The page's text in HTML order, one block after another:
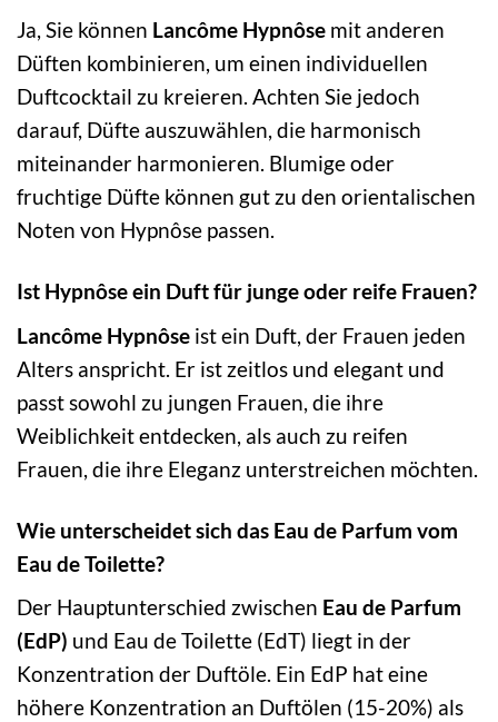
Ja, Sie können Lancôme Hypnôse mit anderen
Düften kombinieren, um einen individuellen
Duftcocktail zu kreieren. Achten Sie jedoch
darauf, Düfte auszuwählen, die harmonisch
miteinander harmonieren. Blumige oder
fruchtige Düfte können gut zu den orientalischen
Noten von Hypnôse passen.
Ist Hypnôse ein Duft für junge oder reife Frauen?
Lancôme Hypnôse ist ein Duft, der Frauen jeden
Alters anspricht. Er ist zeitlos und elegant und
passt sowohl zu jungen Frauen, die ihre
Weiblichkeit entdecken, als auch zu reifen
Frauen, die ihre Eleganz unterstreichen möchten.
Wie unterscheidet sich das Eau de Parfum vom
Eau de Toilette?
Der Hauptunterschied zwischen Eau de Parfum
(EdP) und Eau de Toilette (EdT) liegt in der
Konzentration der Duftöle. Ein EdP hat eine
höhere Konzentration an Duftölen (15-20%) als